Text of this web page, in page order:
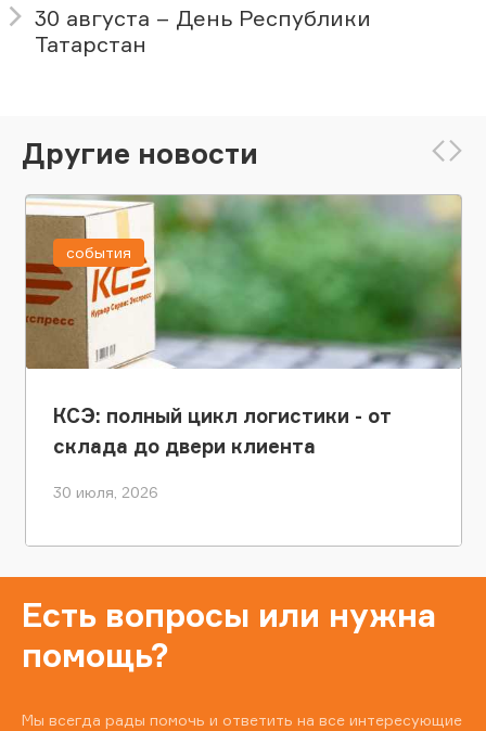
30 августа – День Республики
Татарстан
Другие новости
КСЭ: полный цикл логистики - от
склада до двери клиента
30 июля, 2026
события
Есть вопросы или нужна
помощь?
Мы всегда рады помочь и ответить на все интересующие